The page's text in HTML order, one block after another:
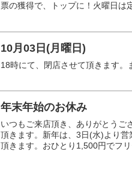
票の獲得で、トップに！火曜日は
10月03日(月曜日)
18時にて、閉店させて頂きます。
年末年始のお休み
いつもご来店頂き、ありがとうご
頂きます。新年は、3日(水)より
頂きます。おひとり1,500円でフリ